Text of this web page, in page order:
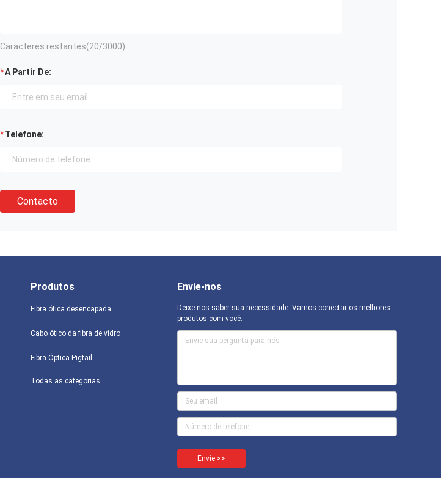
Caracteres restantes(20/3000)
A Partir De:
Telefone:
Contacto
Produtos
Fibra ótica desencapada
Cabo ótico da fibra de vidro
Fibra Óptica Pigtail
Todas as categorias
Envie-nos
Deixe-nos saber sua necessidade. Vamos conectar os melhores
produtos com você.
Envie >>